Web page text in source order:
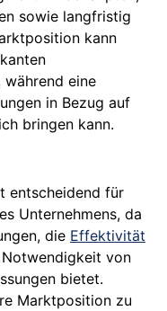
sowie langfristig
kann
eine
in Bezug auf
bringen kann.
entscheidend für
Unternehmens, da
die Effektivität
von
bietet.
Marktposition zu